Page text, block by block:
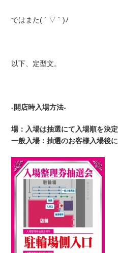
ではまた( ´ ▽ ` )ﾉ
以下、定型文。
-開店時入場方法-
場：入場は抽選にて入場順を決定
一般入場：抽選のお客様入場後